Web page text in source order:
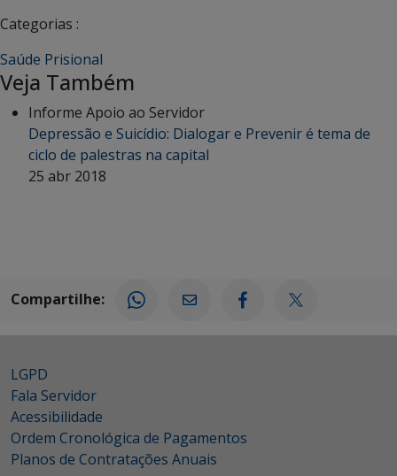
Categorias :
Saúde Prisional
Veja Também
Informe Apoio ao Servidor
Depressão e Suicídio: Dialogar e Prevenir é tema de
ciclo de palestras na capital
25 abr 2018
Compartilhe:
LGPD
Fala Servidor
Acessibilidade
Ordem Cronológica de Pagamentos
Planos de Contratações Anuais